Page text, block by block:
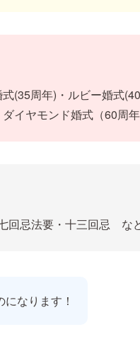
(35周年)・ルビー婚式
ダイヤモンド婚式（60周
回忌法要・十三回忌 な
なります！